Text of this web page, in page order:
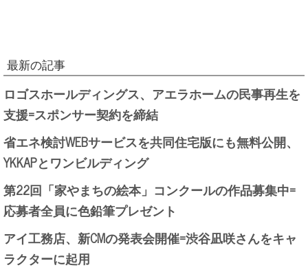
最新の記事
ロゴスホールディングス、アエラホームの民事再生を
支援=スポンサー契約を締結
省エネ検討WEBサービスを共同住宅版にも無料公開、
YKKAPとワンビルディング
第22回「家やまちの絵本」コンクールの作品募集中=
応募者全員に色鉛筆プレゼント
アイ工務店、新CMの発表会開催=渋谷凪咲さんをキャ
ラクターに起用